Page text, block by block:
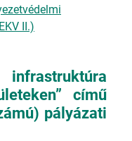
II.)
című
pályázati